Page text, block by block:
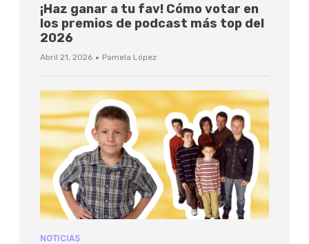
¡Haz ganar a tu fav! Cómo votar en
los premios de podcast más top del
2026
Abril 21, 2026 · Pamela López
NOTICIAS